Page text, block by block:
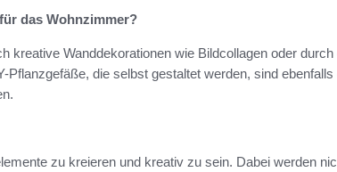
das Wohnzimmer?
kreative Wanddekorationen wie Bildcollagen oder durch
die selbst gestaltet werden, sind ebenfalls
zu kreieren und kreativ zu sein. Dabei werden